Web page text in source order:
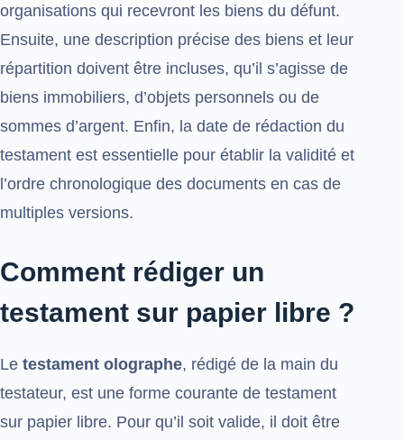
organisations qui recevront les biens du défunt.
Ensuite, une description précise des biens et leur
répartition doivent être incluses, qu’il s’agisse de
biens immobiliers, d’objets personnels ou de
sommes d’argent. Enfin, la date de rédaction du
testament est essentielle pour établir la validité et
l’ordre chronologique des documents en cas de
multiples versions.
Comment rédiger un
testament sur papier libre ?
Le testament olographe, rédigé de la main du
testateur, est une forme courante de testament
sur papier libre. Pour qu’il soit valide, il doit être